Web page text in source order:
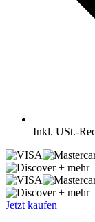
Inkl. USt.-
+ mehr
+ mehr
Jetzt kaufen